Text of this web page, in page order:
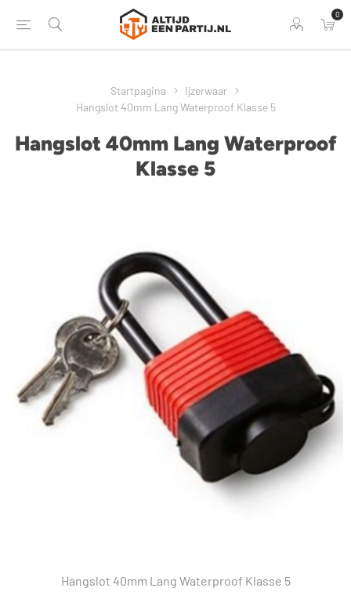
0
Startpagina
Ijzerwaar
Hangslot 40mm Lang Waterproof Klasse 5
Hangslot 40mm Lang Waterproof
Klasse 5
Hangslot 40mm Lang Waterproof Klasse 5